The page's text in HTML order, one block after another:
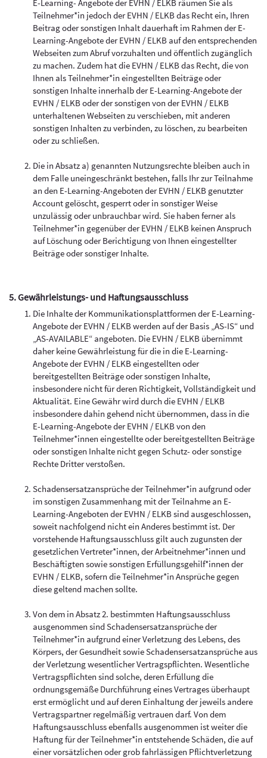
E-Learning- Angebote der EVHN / ELKB räumen Sie als
Teilnehmer*in jedoch der EVHN / ELKB das Recht ein, Ihren
Beitrag oder sonstigen Inhalt dauerhaft im Rahmen der E-
Learning-Angebote der EVHN / ELKB auf den entsprechenden
Webseiten zum Abruf vorzuhalten und öffentlich zugänglich
zu machen. Zudem hat die EVHN / ELKB das Recht, die von
Ihnen als Teilnehmer*in eingestellten Beiträge oder
sonstigen Inhalte innerhalb der E-Learning-Angebote der
EVHN / ELKB oder der sonstigen von der EVHN / ELKB
unterhaltenen Webseiten zu verschieben, mit anderen
sonstigen Inhalten zu verbinden, zu löschen, zu bearbeiten
oder zu schließen.
Die in Absatz a) genannten Nutzungsrechte bleiben auch in
dem Falle uneingeschränkt bestehen, falls Ihr zur Teilnahme
an den E-Learning-Angeboten der EVHN / ELKB genutzter
Account gelöscht, gesperrt oder in sonstiger Weise
unzulässig oder unbrauchbar wird. Sie haben ferner als
Teilnehmer*in gegenüber der EVHN / ELKB keinen Anspruch
auf Löschung oder Berichtigung von Ihnen eingestellter
Beiträge oder sonstiger Inhalte.
5. Gewährleistungs- und Haftungsausschluss
Die Inhalte der Kommunikationsplattformen der E-Learning-
Angebote der EVHN / ELKB werden auf der Basis „AS-IS“ und
„AS-AVAILABLE“ angeboten. Die EVHN / ELKB übernimmt
daher keine Gewährleistung für die in die E-Learning-
Angebote der EVHN / ELKB eingestellten oder
bereitgestellten Beiträge oder sonstigen Inhalte,
insbesondere nicht für deren Richtigkeit, Vollständigkeit und
Aktualität. Eine Gewähr wird durch die EVHN / ELKB
insbesondere dahin gehend nicht übernommen, dass in die
E-Learning-Angebote der EVHN / ELKB von den
Teilnehmer*innen eingestellte oder bereitgestellten Beiträge
oder sonstigen Inhalte nicht gegen Schutz- oder sonstige
Rechte Dritter verstoßen.
Schadensersatzansprüche der Teilnehmer*in aufgrund oder
im sonstigen Zusammenhang mit der Teilnahme an E-
Learning-Angeboten der EVHN / ELKB sind ausgeschlossen,
soweit nachfolgend nicht ein Anderes bestimmt ist. Der
vorstehende Haftungsausschluss gilt auch zugunsten der
gesetzlichen Vertreter*innen, der Arbeitnehmer*innen und
Beschäftigten sowie sonstigen Erfüllungsgehilf*innen der
EVHN / ELKB, sofern die Teilnehmer*in Ansprüche gegen
diese geltend machen sollte.
Von dem in Absatz 2. bestimmten Haftungsausschluss
ausgenommen sind Schadensersatzansprüche der
Teilnehmer*in aufgrund einer Verletzung des Lebens, des
Körpers, der Gesundheit sowie Schadensersatzansprüche aus
der Verletzung wesentlicher Vertragspflichten. Wesentliche
Vertragspflichten sind solche, deren Erfüllung die
ordnungsgemäße Durchführung eines Vertrages überhaupt
erst ermöglicht und auf deren Einhaltung der jeweils andere
Vertragspartner regelmäßig vertrauen darf. Von dem
Haftungsausschluss ebenfalls ausgenommen ist weiter die
Haftung für der Teilnehmer*in entstehende Schäden, die auf
einer vorsätzlichen oder grob fahrlässigen Pflichtverletzung